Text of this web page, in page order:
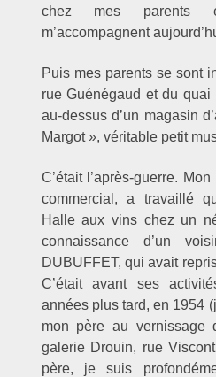
chez mes parents
m’accompagnent
Puis mes parents se sont
rue Guénégaud et du
au-dessus d’un magasin
Margot », véritable petit
C’était l’après-guerre.
commercial, a travaillé
Halle aux vins chez un
connaissance d’un
DUBUFFET, qui avait
C’était avant ses
années plus tard, en 1954
mon père au vernissage
galerie Drouin, rue
père, je suis